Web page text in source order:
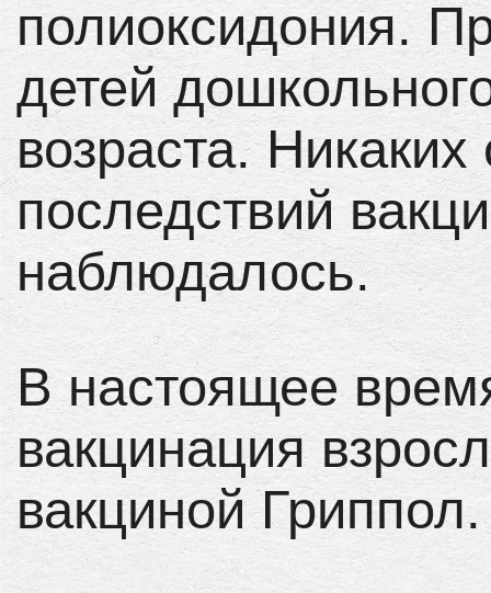
полиоксидония.
детей
возраста.
последствий
наблюдалось.
В настоящее
вакцинация
вакциной Гриппол.